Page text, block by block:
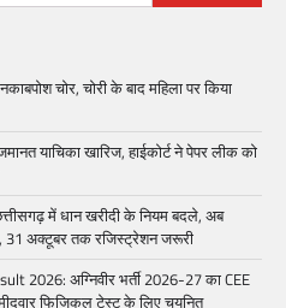
चोर, चोरी के बाद महिला पर किया
याचिका खारिज, हाईकोर्ट ने पेपर लीक को
में धान खरीदी के नियम बदले, अब
31 अक्टूबर तक रजिस्ट्रेशन जरूरी
2026: अग्निवीर भर्ती 2026-27 का CEE
फिजिकल टेस्ट के लिए चयनित